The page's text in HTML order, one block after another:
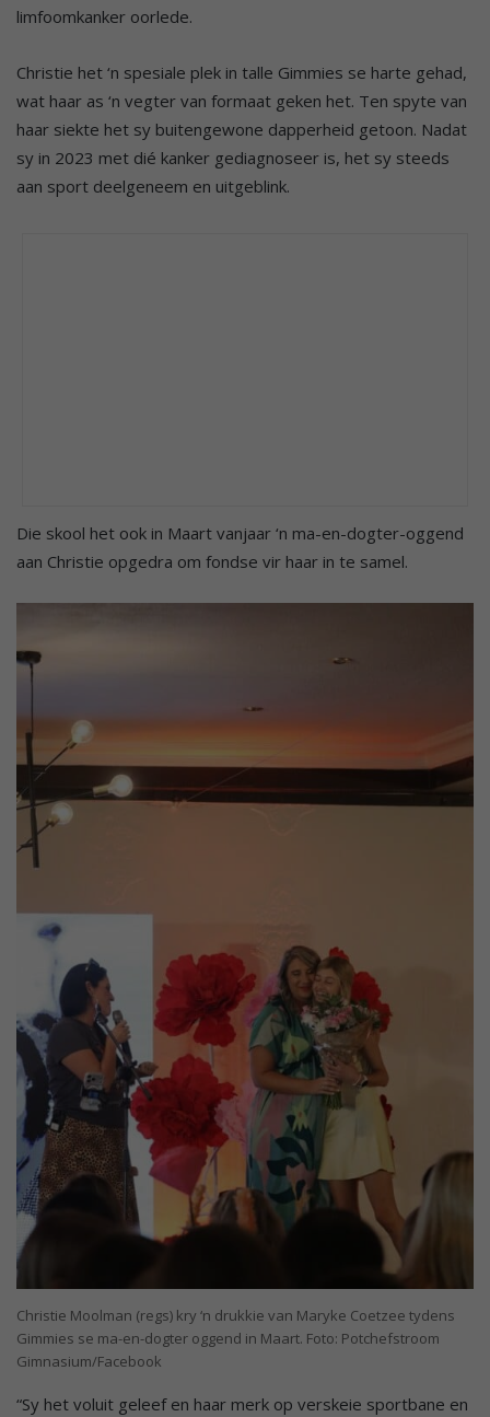
limfoomkanker oorlede.
Christie het ‘n spesiale plek in talle Gimmies se harte gehad,
wat haar as ‘n vegter van formaat geken het. Ten spyte van
haar siekte het sy buitengewone dapperheid getoon. Nadat
sy in 2023 met dié kanker gediagnoseer is, het sy steeds
aan sport deelgeneem en uitgeblink.
Die skool het ook in Maart vanjaar ‘n ma-en-dogter-oggend
aan Christie opgedra om fondse vir haar in te samel.
Christie Moolman (regs) kry ‘n drukkie van Maryke Coetzee tydens
Gimmies se ma-en-dogter oggend in Maart. Foto: Potchefstroom
Gimnasium/Facebook
“Sy het voluit geleef en haar merk op verskeie sportbane en